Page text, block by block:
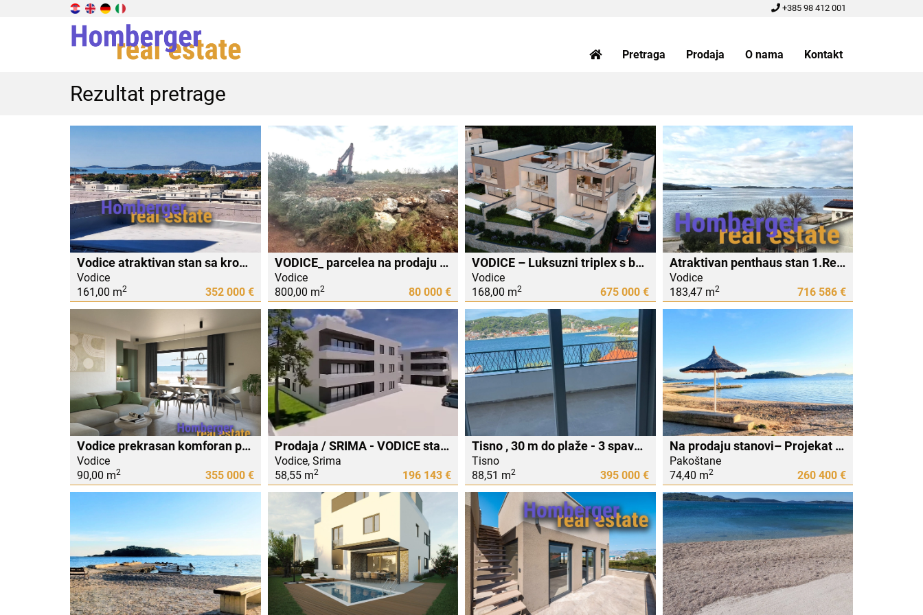
+385 98 412 001
Pretraga Prodaja O nama Kontakt
Rezultat pretrage
Vodice atraktivan stan sa krovnom terasom, 2 spavaće sobe, podno grijanje, pogled
Vodice
161,00 m2 352 000 €
VODICE_ parcelea na prodaju - atraktivno građevinsko zemljiste
Vodice
800,00 m2 80 000 €
VODICE – Luksuzni triplex s bazenom i pogledom na more-krajnja
Vodice
168,00 m2 675 000 €
Atraktivan penthaus stan 1.Red do mora i plaže, prodaje se namješten
Vodice
183,47 m2 716 586 €
Vodice prekrasan komforan penthaus stan ...300m do mora
Vodice
90,00 m2 355 000 €
Prodaja / SRIMA - VODICE stanovi u novogradnji,400m do plaže i centra Srime
Vodice, Srima
58,55 m2 196 143 €
Tisno , 30 m do plaže - 3 spavaće sobe - dvoetažni stan - garaža
Tisno
88,51 m2 395 000 €
Na prodaju stanovi– Projekat Pakoštane , 400m do mora.
Pakoštane
74,40 m2 260 400 €